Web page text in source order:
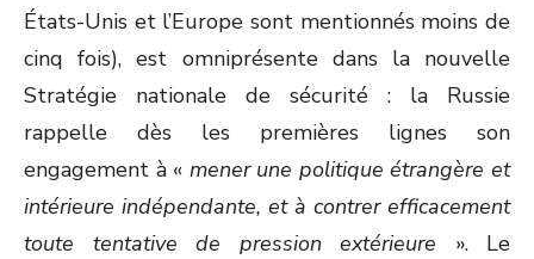
États-Unis et l’Europe sont mentionnés moins de
cinq fois), est omniprésente dans la nouvelle
Stratégie nationale de sécurité : la Russie
rappelle dès les premières lignes son
engagement à « mener une politique étrangère et
intérieure indépendante, et à contrer efficacement
toute tentative de pression extérieure ». Le